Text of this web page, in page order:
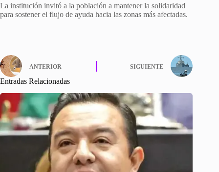
La institución invitó a la población a mantener la solidaridad
para sostener el flujo de ayuda hacia las zonas más afectadas.
ANTERIOR SIGUIENTE
Entradas Relacionadas